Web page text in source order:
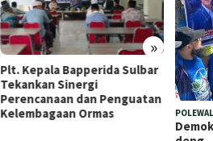
»
Plt. Kepala Bapperida Sulbar
Tekankan Sinergi
Perencanaan dan Penguatan
Kelembagaan Ormas